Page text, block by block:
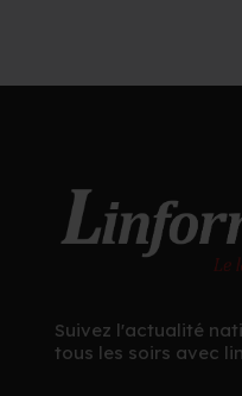
Suivez l'actualité
tous les soirs avec